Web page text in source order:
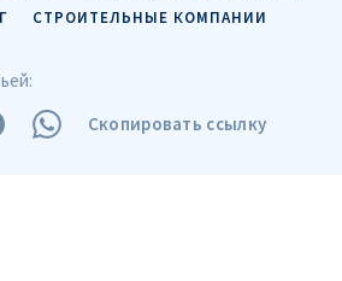
СТРОИТЕЛЬНЫЕ КОМПАНИИ
Скопировать ссылку